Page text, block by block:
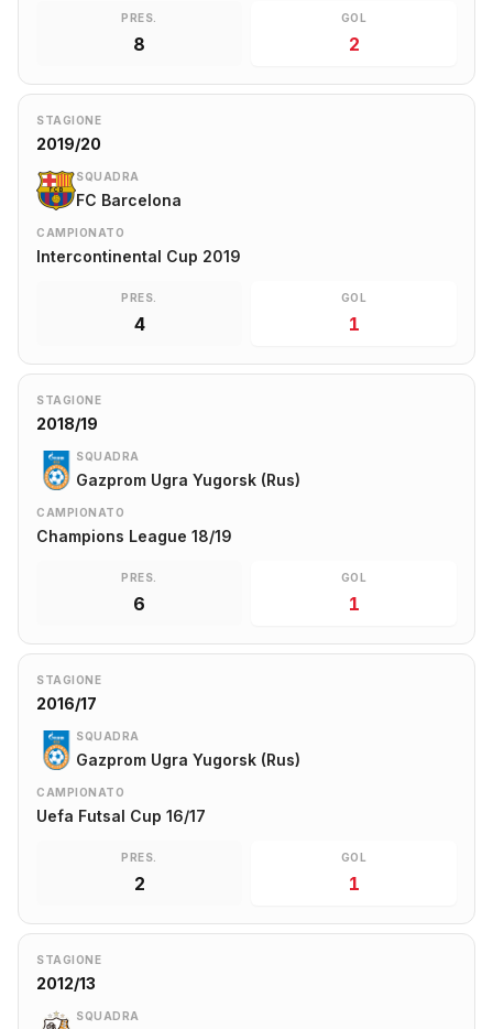
PRES.
8
GOL
2
STAGIONE
2019/20
SQUADRA
FC Barcelona
CAMPIONATO
Intercontinental Cup 2019
PRES.
4
GOL
1
STAGIONE
2018/19
SQUADRA
Gazprom Ugra Yugorsk (Rus)
CAMPIONATO
Champions League 18/19
PRES.
6
GOL
1
STAGIONE
2016/17
SQUADRA
Gazprom Ugra Yugorsk (Rus)
CAMPIONATO
Uefa Futsal Cup 16/17
PRES.
2
GOL
1
STAGIONE
2012/13
SQUADRA